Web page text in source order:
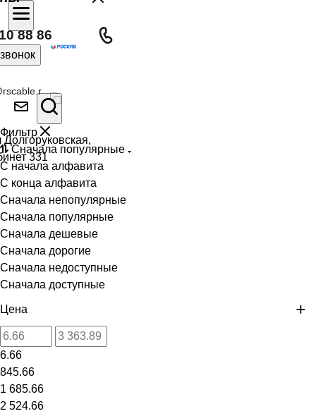
88 86
331
Фильтр
Сначала популярные
С начала алфавита
С конца алфавита
Сначала непопулярные
Сначала популярные
Сначала дешевые
Сначала дорогие
Сначала недоступные
Сначала доступные
Цена
6.66
845.66
1 685.66
2 524.66